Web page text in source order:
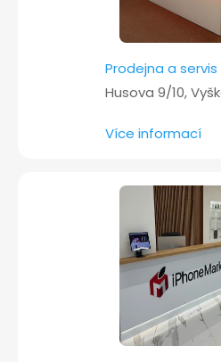
Prodejna a
Husova 9/10,
Více informací